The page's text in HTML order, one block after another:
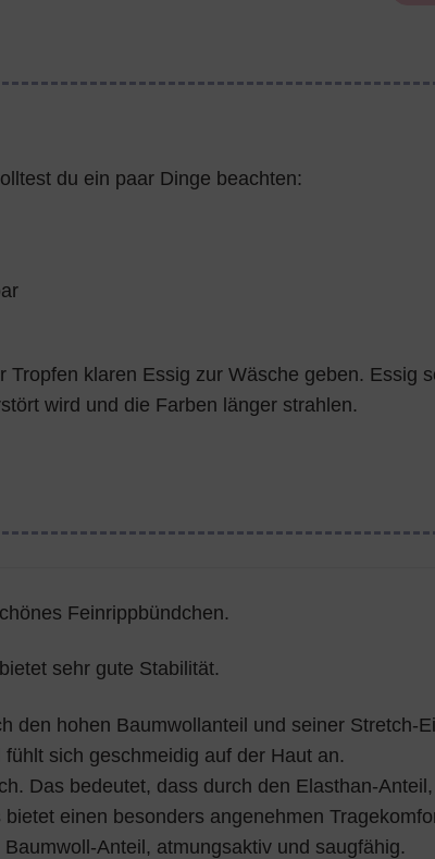
du ein paar Dinge beachten:
klaren Essig zur Wäsche geben. Essig
wird und die Farben länger strahlen.
Feinrippbündchen.
sehr gute Stabilität.
den hohen Baumwollanteil und seiner Stretch-
sich geschmeidig auf der Haut an.
Das bedeutet, dass durch den Elasthan-
einen besonders angenehmen
Anteil, atmungsaktiv und saugfähig.